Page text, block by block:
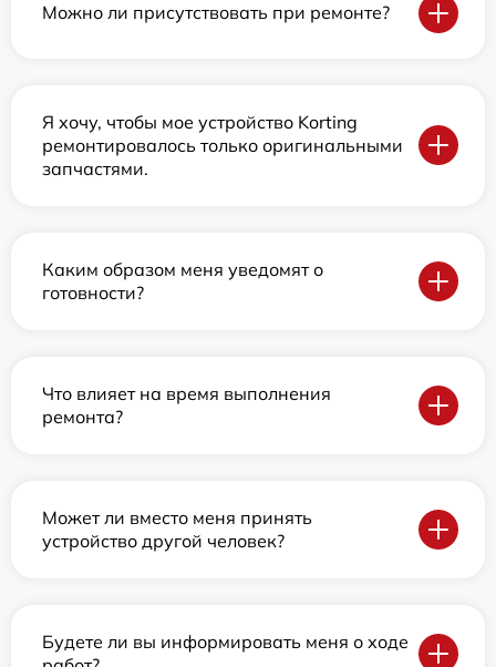
Можно ли присутствовать при ремонте?
Я хочу, чтобы мое устройство Korting
ремонтировалось только оригинальными
запчастями.
Каким образом меня уведомят о
готовности?
Что влияет на время выполнения
ремонта?
Может ли вместо меня принять
устройство другой человек?
Будете ли вы информировать меня о ходе